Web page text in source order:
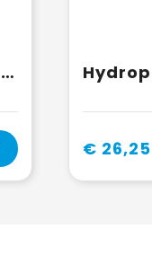
Hydroponic plants - Light plant in giftbox
€ 26,25